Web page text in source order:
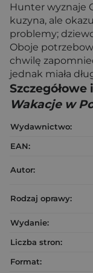
Hunter wyznaje
kuzyna, ale
problemy;
Oboje
chwilę
jednak miała
Wakacje w
Wydawnictwo:
EAN:
Autor:
Rodzaj oprawy:
Wydanie:
Liczba stron:
Format: